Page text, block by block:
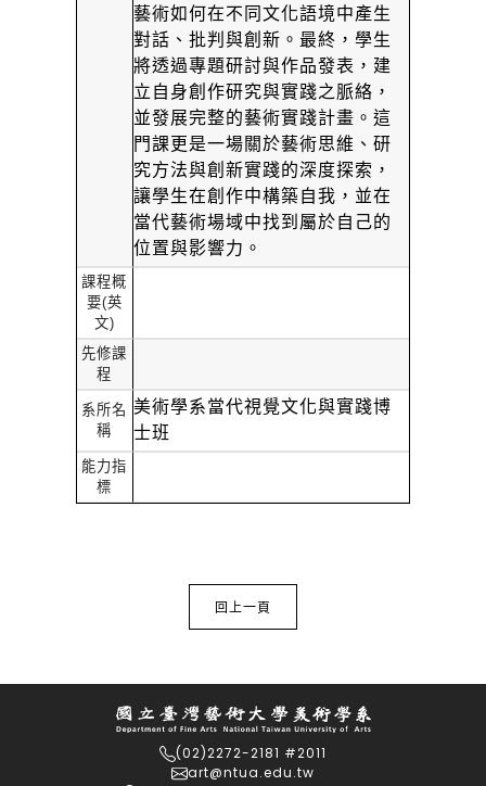
藝術如何在不同文化語境中產生
對話、批判與創新。最終，學生
將透過專題研討與作品發表，建
立自身創作研究與實踐之脈絡，
並發展完整的藝術實踐計畫。這
門課更是一場關於藝術思維、研
究方法與創新實踐的深度探索，
讓學生在創作中構築自我，並在
當代藝術場域中找到屬於自己的
位置與影響力。
課程概
要(英
文)
先修課
程
系所名
稱
美術學系當代視覺文化與實踐博
士班
能力指
標
回上一頁
(02)2272-2181 #2011
art@ntua.edu.tw